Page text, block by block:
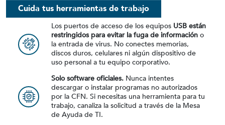
Cuida tus herramientas de trabajo
Los puertos de acceso de los equipos USB están
restringidos para evitar la fuga de información o
la entrada de virus. No conectes memorias,
discos duros, celulares ni algún dispositivo de
uso personal a tu equipo corporativo.
Solo software oficiales. Nunca intentes
descargar o instalar programas no autorizados
por la CFN. Si necesitas una herramienta para tu
trabajo, canaliza la solicitud a través de la Mesa
de Ayuda de TI.